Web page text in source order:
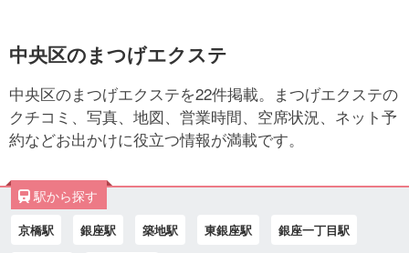
中央区のまつげエクステ
中央区のまつげエクステを22件掲載。まつげエクステの
クチコミ、写真、地図、営業時間、空席状況、ネット予
約などお出かけに役立つ情報が満載です。
駅から探す
京橋駅 銀座駅 築地駅 東銀座駅 銀座一丁目駅